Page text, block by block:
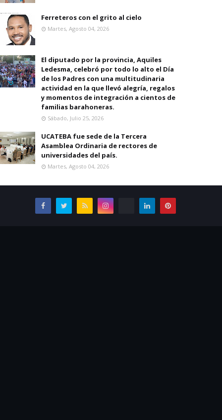
Ferreteros con el grito al cielo
Martes, Agosto 04, 2026
El diputado por la provincia, Aquiles
Ledesma, celebró por todo lo alto el Día
de los Padres con una multitudinaria
actividad en la que llevó alegría, regalos
y momentos de integración a cientos de
familias barahoneras.
Sábado, Julio 25, 2026
UCATEBA fue sede de la Tercera
Asamblea Ordinaria de rectores de
universidades del país.
Martes, Agosto 04, 2026